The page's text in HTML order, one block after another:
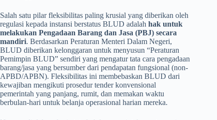
Salah satu pilar fleksibilitas paling krusial yang diberikan oleh
regulasi kepada instansi berstatus BLUD adalah hak untuk
melakukan Pengadaan Barang dan Jasa (PBJ) secara
mandiri. Berdasarkan Peraturan Menteri Dalam Negeri,
BLUD diberikan kelonggaran untuk menyusun “Peraturan
Pemimpin BLUD” sendiri yang mengatur tata cara pengadaan
barang/jasa yang bersumber dari pendapatan fungsional (non-
APBD/APBN). Fleksibilitas ini membebaskan BLUD dari
kewajiban mengikuti prosedur tender konvensional
pemerintah yang panjang, rumit, dan memakan waktu
berbulan-hari untuk belanja operasional harian mereka.